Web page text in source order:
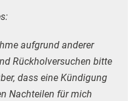
aufgrund anderer
Rückholversuchen bitte
dass eine Kündigung
Nachteilen für mich